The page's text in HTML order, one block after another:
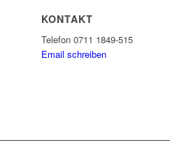
KONTAKT
Telefon 0711 1849-515
Email schreiben